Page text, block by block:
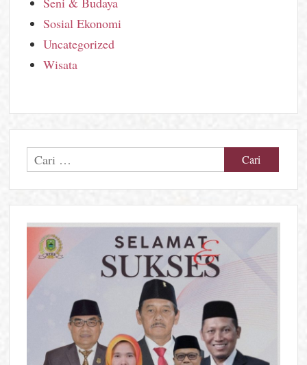
Sosial Ekonomi
Uncategorized
Wisata
Cari
untuk: